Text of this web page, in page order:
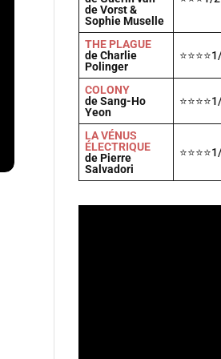
de Vorst &
Sophie Muselle
THE PLAGUE
de Charlie
Polinger
COLONY
de Sang-Ho
Yeon
LA VÉNUS
ÉLECTRIQUE
de Pierre
Salvadori